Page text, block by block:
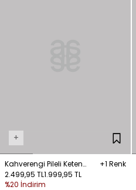
+
Kahverengi Pileli Keten
Pantolon
+1 Renk
2.499,95 TL1.999,95 TL
%20 İndirim